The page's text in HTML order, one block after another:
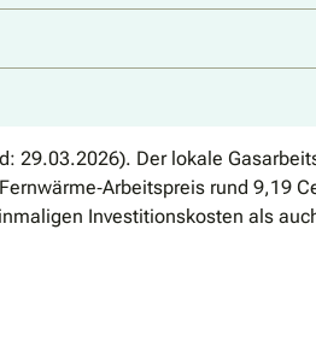
29.03.2026). Der lokale
rund 9,19
Investitionskosten als